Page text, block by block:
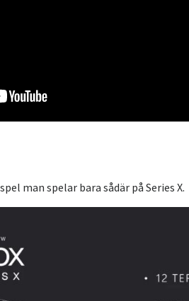
man spelar bara sådär på Series X.